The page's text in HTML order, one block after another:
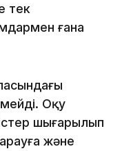
тек
ғана
Оқу
шығарылып
және